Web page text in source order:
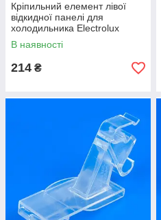
Кріпильний елемент лівої
відкидної панелі для
холодильника Electrolux
2089646034
В наявності
214 ₴